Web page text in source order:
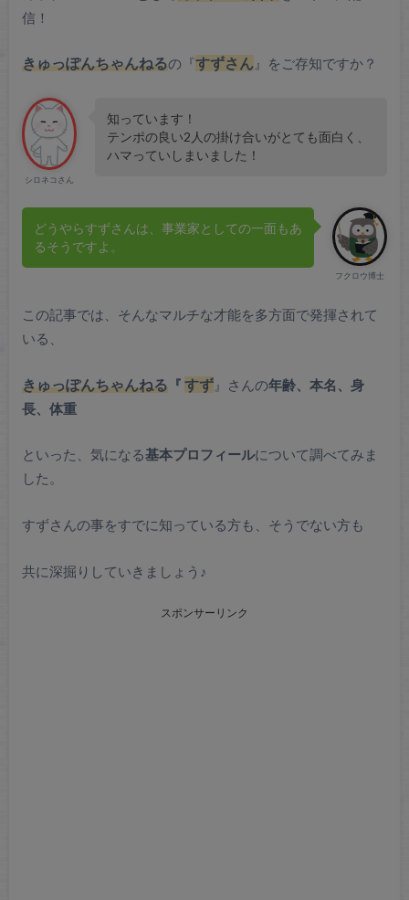
信！
きゅっぽんちゃんねるの『すずさん』をご存知ですか？
シロネコさん
知っています！
テンポの良い2人の掛け合いがとても面白く、
ハマっていしまいました！
フクロウ博士
どうやらすずさんは、事業家としての一面もあ
るそうですよ。
この記事では、そんなマルチな才能を多方面で発揮されて
いる、
きゅっぽんちゃんねる『 すず』さんの年齢、本名、身
長、体重
といった、気になる基本プロフィールについて調べてみま
した。
すずさんの事をすでに知っている方も、そうでない方も
共に深掘りしていきましょう♪
スポンサーリンク